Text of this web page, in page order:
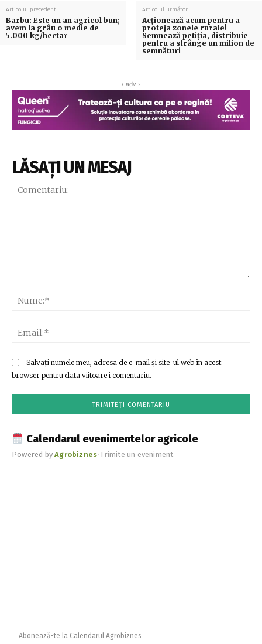
Articolul precedent
Barbu: Este un an agricol bun;
avem la grâu o medie de
5.000 kg/hectar
Articolul următor
Acționează acum pentru a
proteja zonele rurale!
Semnează petiția, distribuie
pentru a strânge un milion de
semnături
‹ adv ›
LĂSAȚI UN MESAJ
Salvați numele meu, adresa de e-mail și site-ul web în acest
browser pentru data viitoare i comentariu.
Calendarul evenimentelor agricole
Powered byAgrobiznes•Trimite un eveniment
Abonează-te la Calendarul Agrobiznes